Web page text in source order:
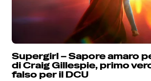
Supergirl – Sapore amaro
di Craig Gillespie, primo
falso per il DCU